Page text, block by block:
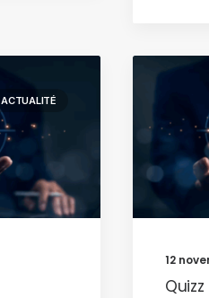
ACTUALITÉ
12
Quizz